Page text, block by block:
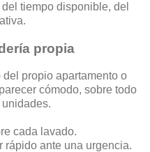
tiempo disponible, del
propia
del propio apartamento o
cómodo, sobre todo
cada lavado.
rápido ante una urgencia.